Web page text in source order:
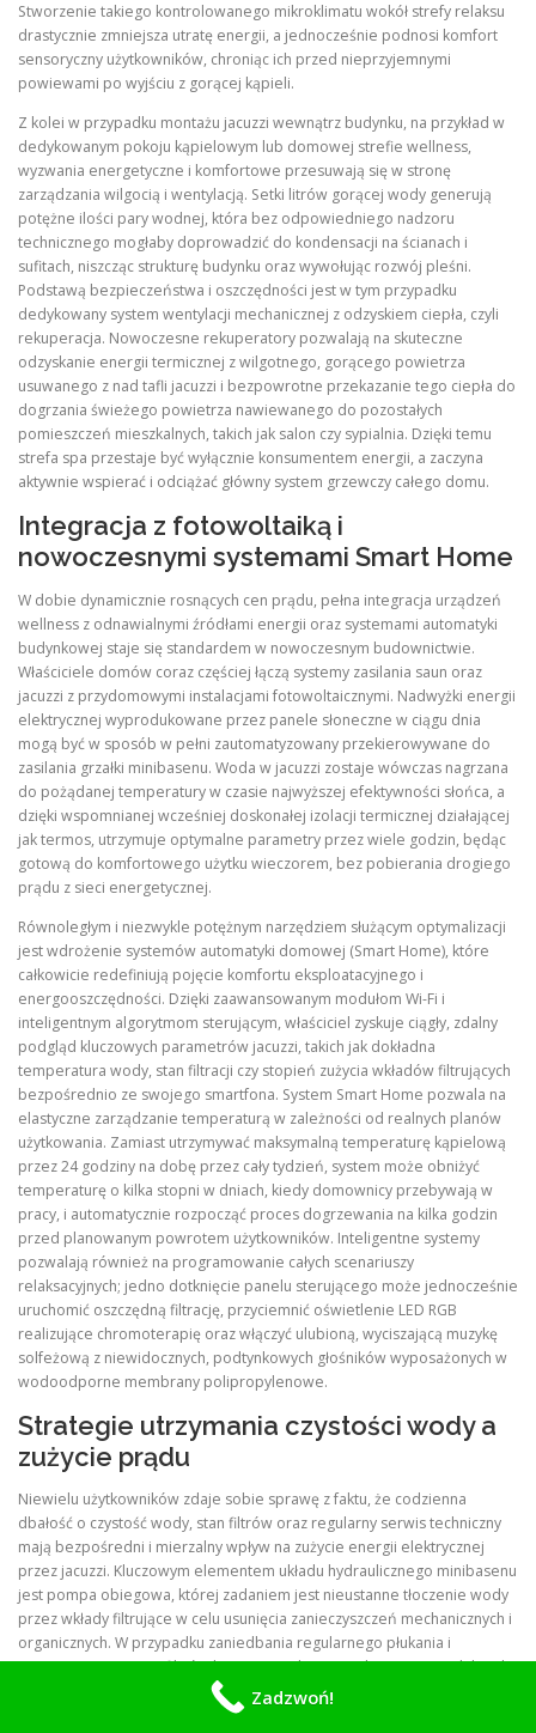
Stworzenie takiego kontrolowanego mikroklimatu wokół strefy relaksu
drastycznie zmniejsza utratę energii, a jednocześnie podnosi komfort
sensoryczny użytkowników, chroniąc ich przed nieprzyjemnymi
powiewami po wyjściu z gorącej kąpieli.
Z kolei w przypadku montażu jacuzzi wewnątrz budynku, na przykład w
dedykowanym pokoju kąpielowym lub domowej strefie wellness,
wyzwania energetyczne i komfortowe przesuwają się w stronę
zarządzania wilgocią i wentylacją. Setki litrów gorącej wody generują
potężne ilości pary wodnej, która bez odpowiedniego nadzoru
technicznego mogłaby doprowadzić do kondensacji na ścianach i
sufitach, niszcząc strukturę budynku oraz wywołując rozwój pleśni.
Podstawą bezpieczeństwa i oszczędności jest w tym przypadku
dedykowany system wentylacji mechanicznej z odzyskiem ciepła, czyli
rekuperacja. Nowoczesne rekuperatory pozwalają na skuteczne
odzyskanie energii termicznej z wilgotnego, gorącego powietrza
usuwanego z nad tafli jacuzzi i bezpowrotne przekazanie tego ciepła do
dogrzania świeżego powietrza nawiewanego do pozostałych
pomieszczeń mieszkalnych, takich jak salon czy sypialnia. Dzięki temu
strefa spa przestaje być wyłącznie konsumentem energii, a zaczyna
aktywnie wspierać i odciążać główny system grzewczy całego domu.
Integracja z fotowoltaiką i
nowoczesnymi systemami Smart Home
W dobie dynamicznie rosnących cen prądu, pełna integracja urządzeń
wellness z odnawialnymi źródłami energii oraz systemami automatyki
budynkowej staje się standardem w nowoczesnym budownictwie.
Właściciele domów coraz częściej łączą systemy zasilania saun oraz
jacuzzi z przydomowymi instalacjami fotowoltaicznymi. Nadwyżki energii
elektrycznej wyprodukowane przez panele słoneczne w ciągu dnia
mogą być w sposób w pełni zautomatyzowany przekierowywane do
zasilania grzałki minibasenu. Woda w jacuzzi zostaje wówczas nagrzana
do pożądanej temperatury w czasie najwyższej efektywności słońca, a
dzięki wspomnianej wcześniej doskonałej izolacji termicznej działającej
jak termos, utrzymuje optymalne parametry przez wiele godzin, będąc
gotową do komfortowego użytku wieczorem, bez pobierania drogiego
prądu z sieci energetycznej.
Równoległym i niezwykle potężnym narzędziem służącym optymalizacji
jest wdrożenie systemów automatyki domowej (Smart Home), które
całkowicie redefiniują pojęcie komfortu eksploatacyjnego i
energooszczędności. Dzięki zaawansowanym modułom Wi-Fi i
inteligentnym algorytmom sterującym, właściciel zyskuje ciągły, zdalny
podgląd kluczowych parametrów jacuzzi, takich jak dokładna
temperatura wody, stan filtracji czy stopień zużycia wkładów filtrujących
bezpośrednio ze swojego smartfona. System Smart Home pozwala na
elastyczne zarządzanie temperaturą w zależności od realnych planów
użytkowania. Zamiast utrzymywać maksymalną temperaturę kąpielową
przez 24 godziny na dobę przez cały tydzień, system może obniżyć
temperaturę o kilka stopni w dniach, kiedy domownicy przebywają w
pracy, i automatycznie rozpocząć proces dogrzewania na kilka godzin
przed planowanym powrotem użytkowników. Inteligentne systemy
pozwalają również na programowanie całych scenariuszy
relaksacyjnych; jedno dotknięcie panelu sterującego może jednocześnie
uruchomić oszczędną filtrację, przyciemnić oświetlenie LED RGB
realizujące chromoterapię oraz włączyć ulubioną, wyciszającą muzykę
solfeżową z niewidocznych, podtynkowych głośników wyposażonych w
wodoodporne membrany polipropylenowe.
Strategie utrzymania czystości wody a
zużycie prądu
Niewielu użytkowników zdaje sobie sprawę z faktu, że codzienna
dbałość o czystość wody, stan filtrów oraz regularny serwis techniczny
mają bezpośredni i mierzalny wpływ na zużycie energii elektrycznej
przez jacuzzi. Kluczowym elementem układu hydraulicznego minibasenu
jest pompa obiegowa, której zadaniem jest nieustanne tłoczenie wody
przez wkłady filtrujące w celu usunięcia zanieczyszczeń mechanicznych i
organicznych. W przypadku zaniedbania regularnego płukania i
terminowej wymiany filtrów kartuszowych, gromadzący się w nich brud
zaczyna stawiać ogromny opór hydrodynamiczny przepływającemu
. Pompa obiegowa, zmuszona do walki z tym
Zadzwoń!